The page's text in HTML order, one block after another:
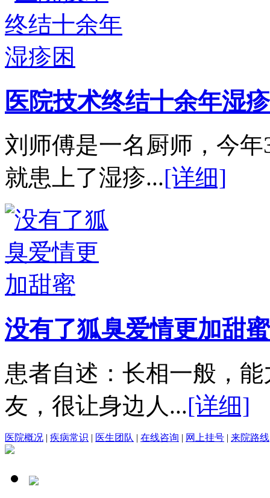
医院技术终结十余年湿
刘师傅是一名厨师，今
就患上了湿疹...[详细]
没有了狐臭爱情更加甜蜜
患者自述：长相一般，
友，很让身边人...[详细]
医院概况 | 疾病常识 | 医生团队 | 在线咨询 | 网上挂号 | 来院路线